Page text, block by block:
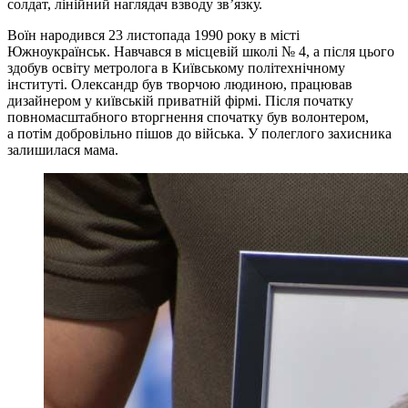
солдат, лінійний наглядач взводу зв’язку.
Воїн народився 23 листопада 1990 року в місті
Южноукраїнськ. Навчався в місцевій школі № 4, а після цього
здобув освіту метролога в Київському політехнічному
інституті. Олександр був творчою людиною, працював
дизайнером у київській приватній фірмі. Після початку
повномасштабного вторгнення спочатку був волонтером,
а потім добровільно пішов до війська. У полеглого захисника
залишилася мама.